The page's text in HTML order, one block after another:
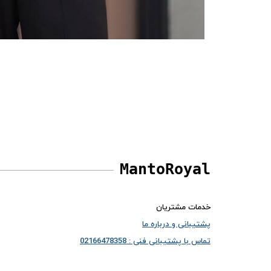
MantoRoyal
خدمات مشتریان
پشتیبانی و درباره ما
تماس با پشتیبانی فنی : 02166478358